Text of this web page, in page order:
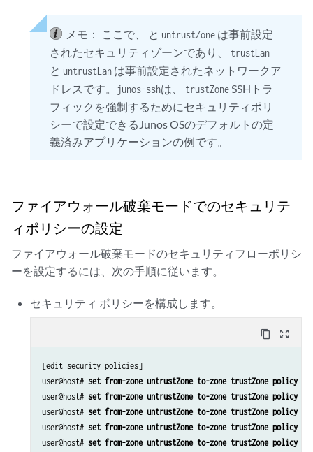
メモ： ここで、 と untrustZone は事前設定
されたセキュリティゾーンであり、 trustLan
と untrustLan は事前設定されたネットワークア
ドレスです。 junos-sshは、 trustZoneSSHトラ
フィックを強制するためにセキュリティポリ
シーで設定できるJunos OSのデフォルトの定
義済みアプリケーションの例です。
ファイアウォール破棄モードでのセキュリテ
ィポリシーの設定
ファイアウォール破棄モードのセキュリティフローポリシ
ーを設定するには、次の手順に従います。
セキュリティ ポリシーを構成します。
content_copy zoom_out_map
[edit security policies]
user@host# set from-zone untrustZone to-zone trustZone policy
user@host# set from-zone untrustZone to-zone trustZone policy
user@host# set from-zone untrustZone to-zone trustZone policy
user@host# set from-zone untrustZone to-zone trustZone policy
user@host# set from-zone untrustZone to-zone trustZone policy